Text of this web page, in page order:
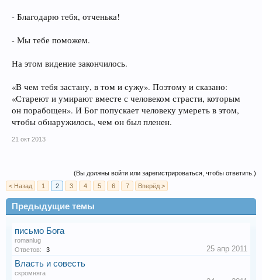
- Благодарю тебя, отченька!
- Мы тебе поможем.
На этом видение закончилось.
«В чем тебя застану, в том и сужу». Поэтому и сказано:
«Стареют и умирают вместе с человеком страсти, которым
он порабощен». И Бог попускает человеку умереть в этом,
чтобы обнаружилось, чем он был пленен.
21 окт 2013
(Вы должны войти или зарегистрироваться, чтобы ответить.)
< Назад
1 2 3 4 5 6 7 Вперёд >
Предыдущие темы
письмо Бога
romanlug
Ответов:
3 25 апр 2011
Власть и совесть
скромняга